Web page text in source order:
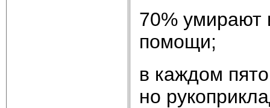
70% уми­ра­ют
по­мо­щи;
в ка­ж­дом
но